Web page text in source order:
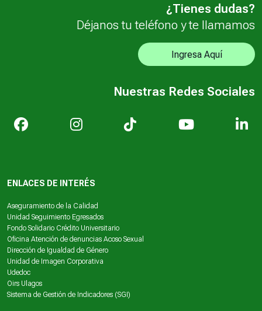
ENLACES DE INTERÉS
Aseguramiento de la Calidad
Unidad Seguimiento Egresados
Fondo Solidario Crédito Universitario
Oficina Atención de denuncias Acoso Sexual
Dirección de Igualdad de Género
Unidad de Imagen Corporativa
Udedoc
Oirs Ulagos
Sistema de Gestión de Indicadores (SGI)
¿Tienes dudas?
Déjanos tu teléfono y te llamamos
Ingresa Aquí
Nuestras Redes Sociales